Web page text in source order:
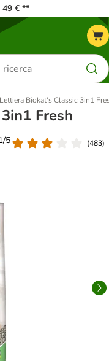
49 € **
Lettiera Biokat's Classic 3in1
Fresh
5
(483)